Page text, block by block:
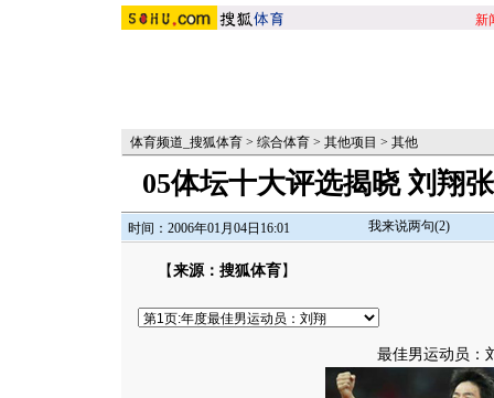
新
体育频道_搜狐体育 > 综合体育 > 其他项目 > 其他
05体坛十大评选揭晓 刘翔
时间：2006年01月04日16:01 我来说两句(2)
【来源：搜狐体育】
最佳男运动员：